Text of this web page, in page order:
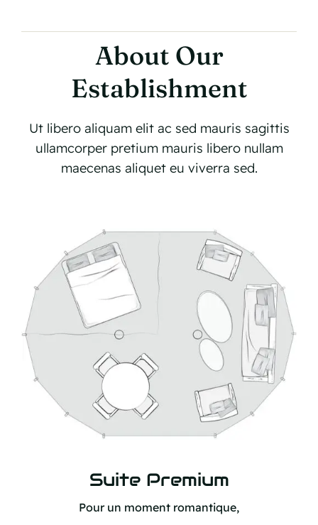
About Our
Establishment
Ut libero aliquam elit ac sed mauris sagittis
ullamcorper pretium mauris libero nullam
maecenas aliquet eu viverra sed.
Suite Premium
Pour un moment romantique,